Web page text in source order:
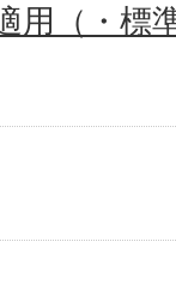
用（・標